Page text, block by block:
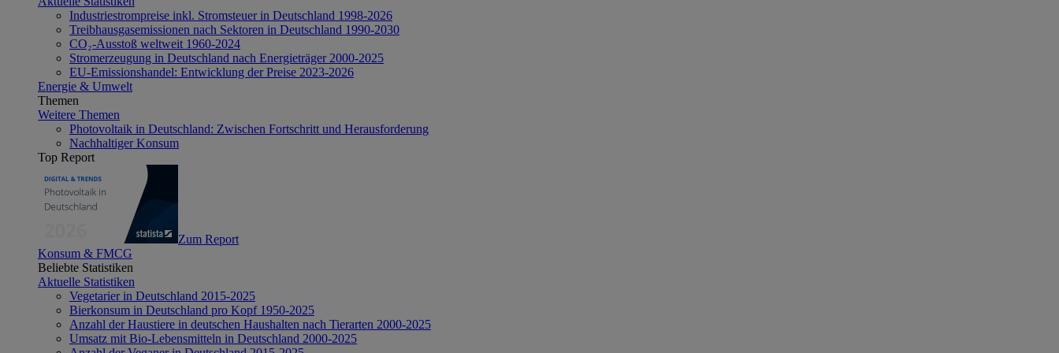
Industriestrompreise inkl. Stromsteuer in Deutschland 1998-2026
Treibhausgasemissionen nach Sektoren in Deutschland 1990-2030
CO₂-Ausstoß weltweit 1960-2024
Stromerzeugung in Deutschland nach Energieträger 2000-2025
EU-Emissionshandel: Entwicklung der Preise 2023-2026
Energie & Umwelt
Themen
Weitere Themen
Photovoltaik in Deutschland: Zwischen Fortschritt und Herausforderung
Nachhaltiger Konsum
Top Report
Zum Report
Konsum & FMCG
Beliebte Statistiken
Aktuelle Statistiken
Vegetarier in Deutschland 2015-2025
Bierkonsum in Deutschland pro Kopf 1950-2025
Anzahl der Haustiere in deutschen Haushalten nach Tierarten 2000-2025
Umsatz mit Bio-Lebensmitteln in Deutschland 2000-2025